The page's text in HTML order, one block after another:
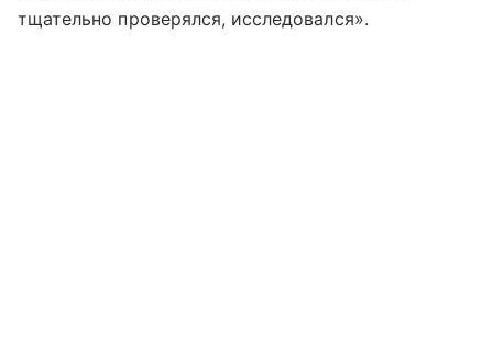
тщательно проверялся, исследовался».